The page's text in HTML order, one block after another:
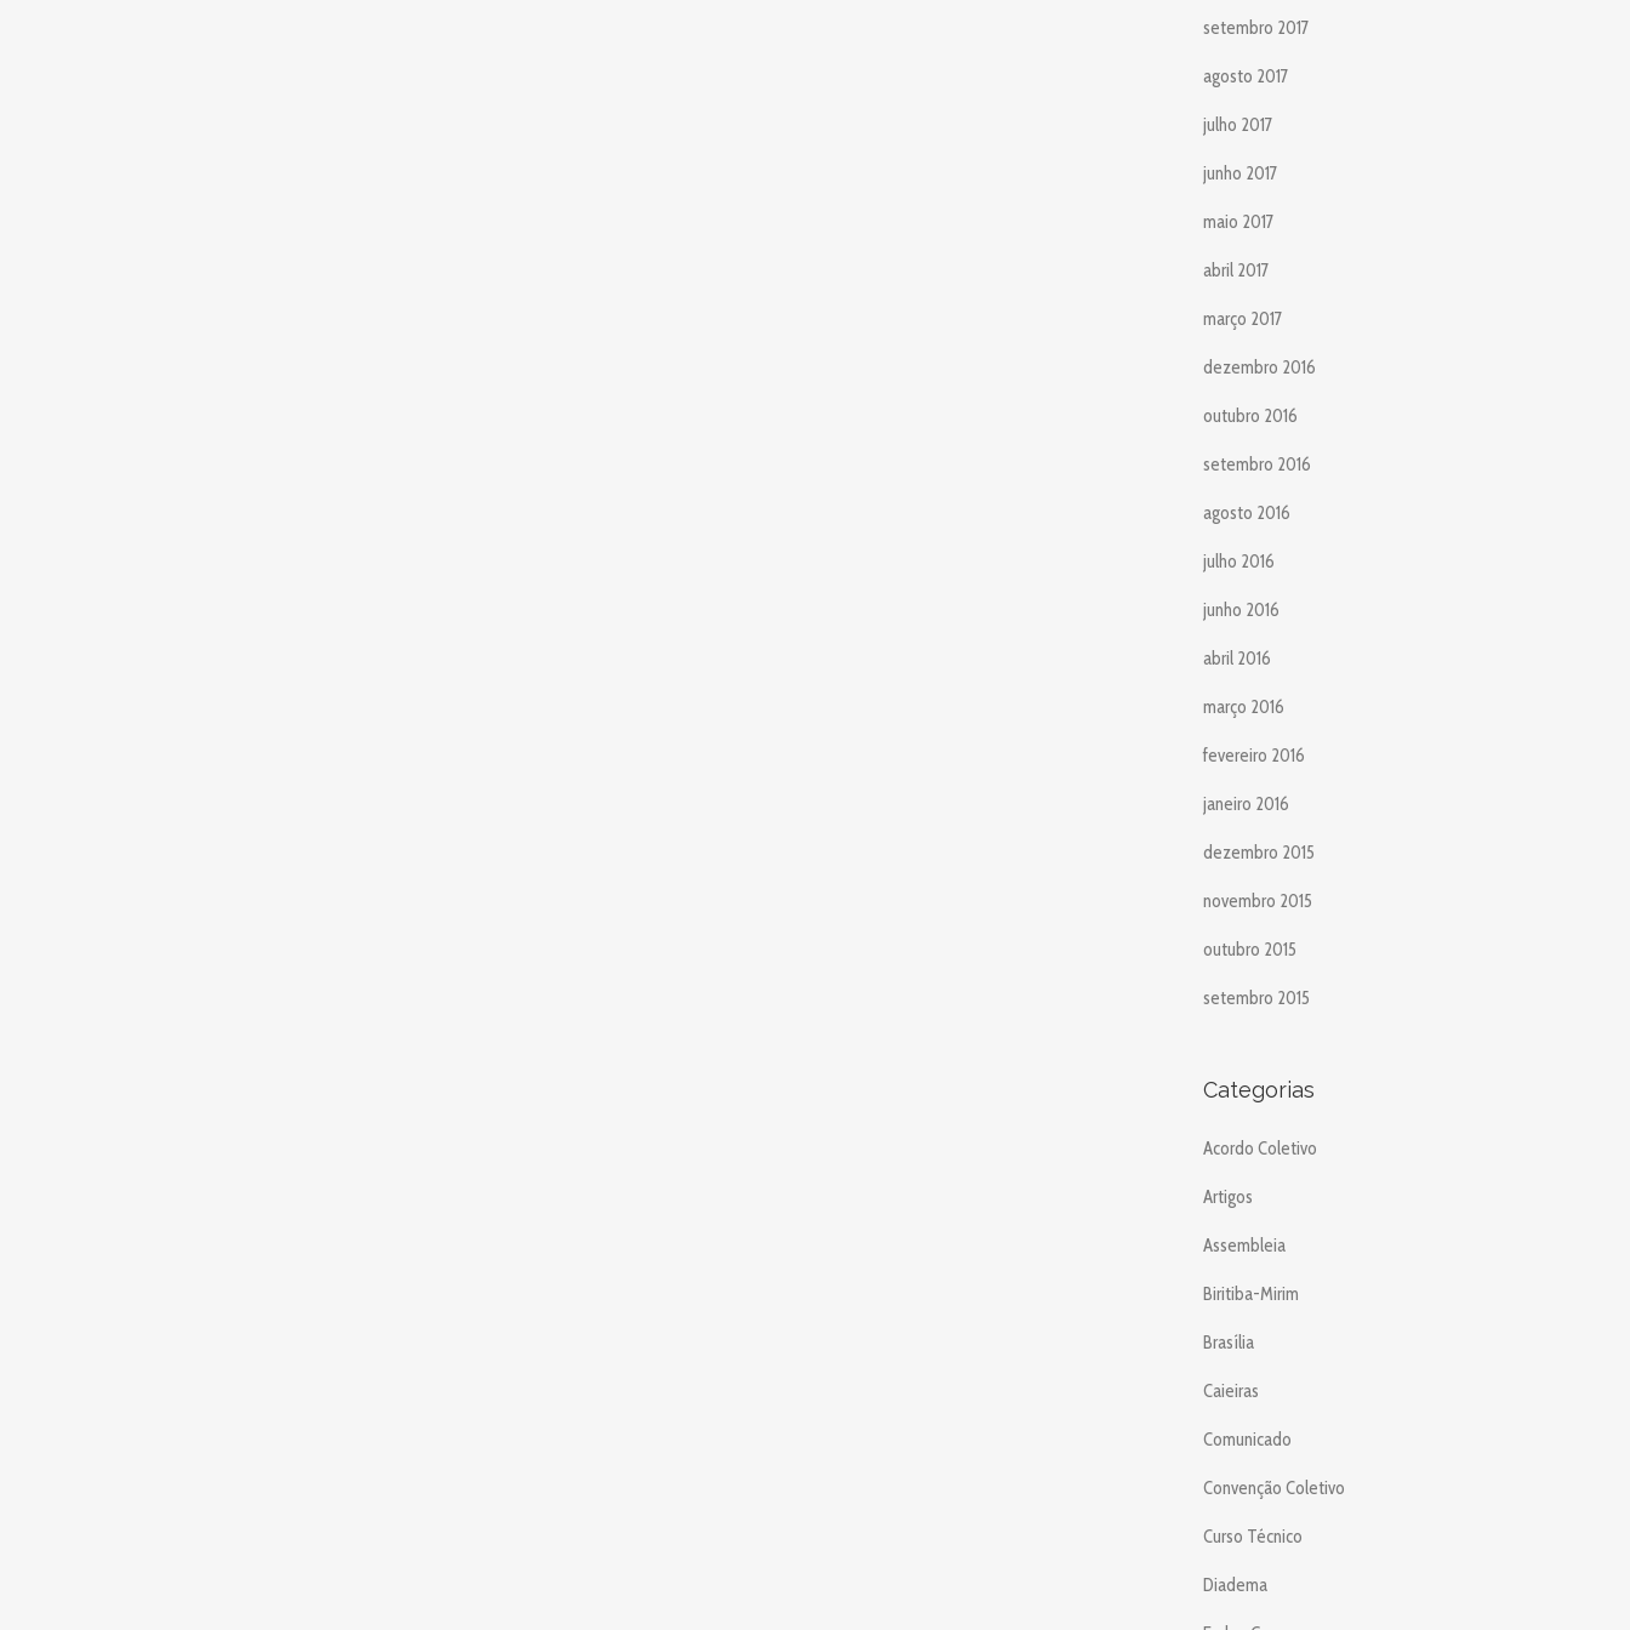
setembro 2017
agosto 2017
julho 2017
junho 2017
maio 2017
abril 2017
março 2017
dezembro 2016
outubro 2016
setembro 2016
agosto 2016
julho 2016
junho 2016
abril 2016
março 2016
fevereiro 2016
janeiro 2016
dezembro 2015
novembro 2015
outubro 2015
setembro 2015
Categorias
Acordo Coletivo
Artigos
Assembleia
Biritiba-Mirim
Brasília
Caieiras
Comunicado
Convenção Coletivo
Curso Técnico
Diadema